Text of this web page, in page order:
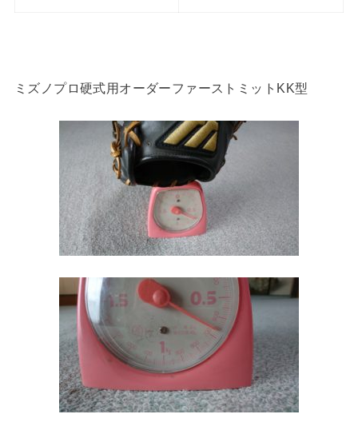
ミズノプロ硬式用オーダーファーストミットKK型